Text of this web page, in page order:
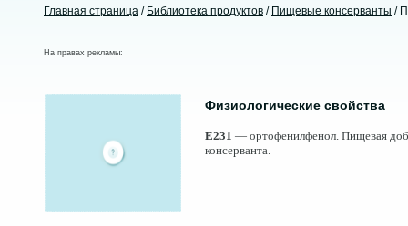
Главная страница / Библиотека продуктов / Пищевые консерванты /
На правах рекламы:
Физиологические свойства
E231 — ортофенилфенол. Пищевая
консерванта.